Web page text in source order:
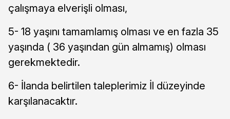
çalışmaya elverişli olması,
5- 18 yaşını tamamlamış olması ve en fazla 35
yaşında ( 36 yaşından gün almamış) olması
gerekmektedir.
6- İlanda belirtilen taleplerimiz İl düzeyinde
karşılanacaktır.